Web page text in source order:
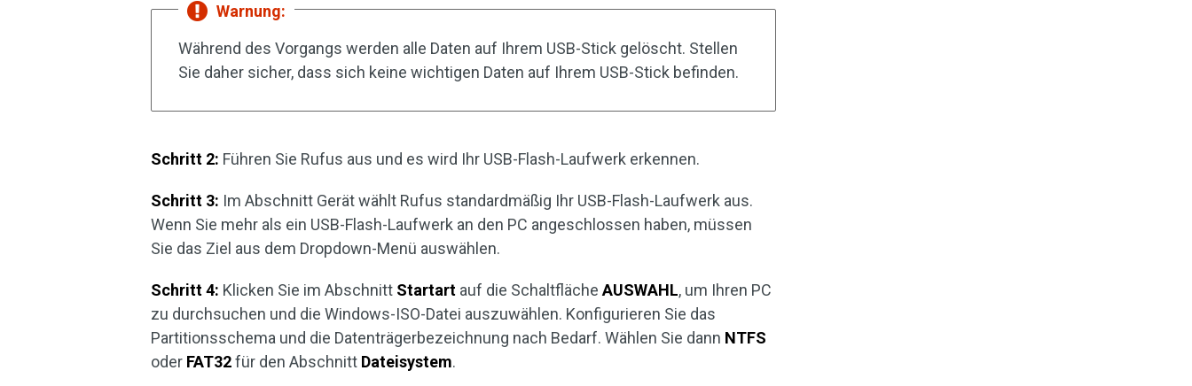
Warnung:
Während des Vorgangs werden alle Daten auf Ihrem USB-Stick gelöscht. Stellen
Sie daher sicher, dass sich keine wichtigen Daten auf Ihrem USB-Stick befinden.
Schritt 2: Führen Sie Rufus aus und es wird Ihr USB-Flash-Laufwerk erkennen.
Schritt 3: Im Abschnitt Gerät wählt Rufus standardmäßig Ihr USB-Flash-Laufwerk aus.
Wenn Sie mehr als ein USB-Flash-Laufwerk an den PC angeschlossen haben, müssen
Sie das Ziel aus dem Dropdown-Menü auswählen.
Schritt 4: Klicken Sie im Abschnitt Startart auf die SchaltflächeAUSWAHL, um Ihren PC
zu durchsuchen und die Windows-ISO-Datei auszuwählen. Konfigurieren Sie das
Partitionsschema und die Datenträgerbezeichnung nach Bedarf. Wählen Sie dann NTFS
oder FAT32für den Abschnitt Dateisystem.